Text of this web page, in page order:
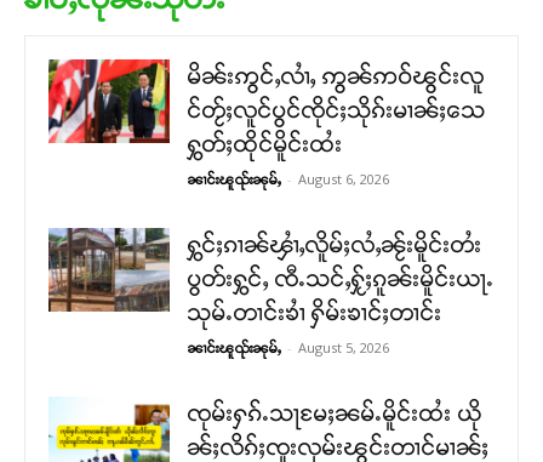
မိၼ်းဢွင်ႇလၢႆႇ ဢွၼ်ဢဝ်ၽွင်းလူ
င်တႂ်ႈလူင်ပွင်ၸိုင်ႈသိုၵ်းမၢၼ်ႈသေ
ႁွတ်ႈထိုင်မိူင်းထႆး
ၼၢင်းၽူၺ်းၼုမ်ႇ - August 6, 2026
ႁွင်ႈၵၢၼ်ၾၢႆႇလိူမ်ႈလႆႇၼႂ်းမိူင်းတႆး
ပွတ်းႁွင်ႇ ၸီႉသင်ႇႁႂ်ႈၵူၼ်းမိူင်းယႃႉ
သုမ်ႉတၢင်းၶၢႆ ႁိမ်းၶၢင်ႈတၢင်း
ၼၢင်းၽူၺ်းၼုမ်ႇ - August 5, 2026
ၸုမ်းႁၵ်ႉသႃမႄႈၼမ်ႉမိူင်းထႆး ယို
ၼ်ႈလိၵ်ႈၸူးလုမ်းၽွင်းတၢင်မၢၼ်ႈ